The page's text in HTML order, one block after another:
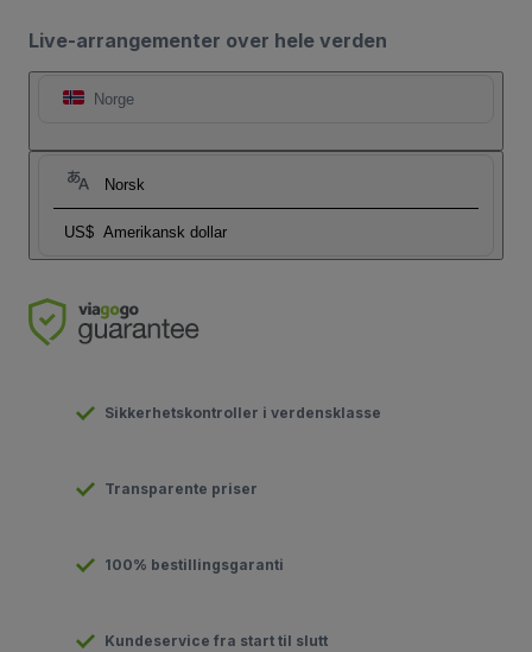
Live-arrangementer over hele verden
Norge
Norsk
US$ Amerikansk dollar
Sikkerhetskontroller i verdensklasse
Transparente priser
100% bestillingsgaranti
Kundeservice fra start til slutt